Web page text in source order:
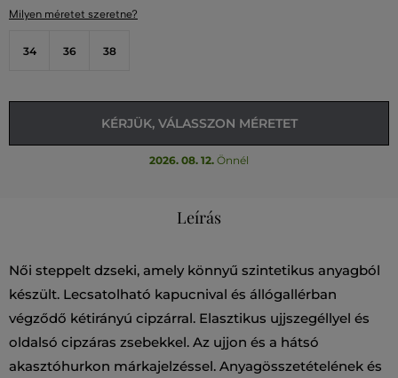
Milyen méretet szeretne?
34 36 38
KÉRJÜK, VÁLASSZON MÉRETET
2026. 08. 12. Önnél
Leírás
Női steppelt dzseki, amely könnyű szintetikus anyagból
készült. Lecsatolható kapucnival és állógallérban
végződő kétirányú cipzárral. Elasztikus ujjszegéllyel és
oldalsó cipzáras zsebekkel. Az ujjon és a hátsó
akasztóhurkon márkajelzéssel. Anyagösszetételének és